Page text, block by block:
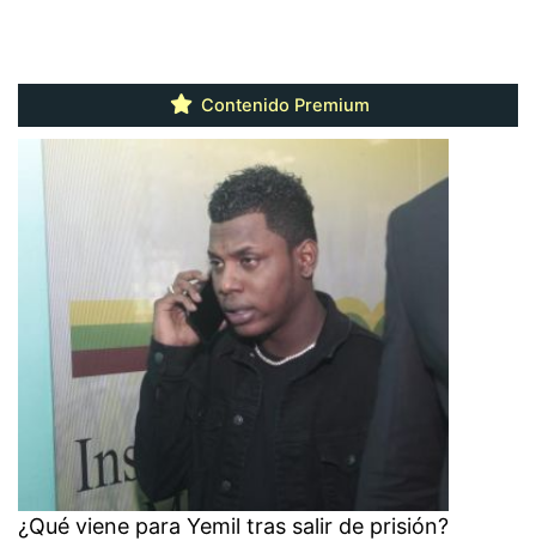
Contenido Premium
¿Qué viene para Yemil tras salir de prisión?